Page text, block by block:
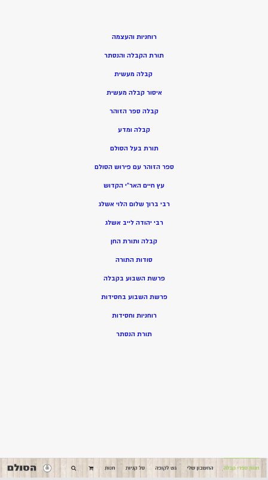
רוחניות והעצמה
תורת הקבלה והנסתר
קבלה מעשית
איסור קבלה מעשית
קבלה ספר הזוהר
קבלה ומדע
תורת בעל הסולם
ספר הזוהר עם פירוש הסולם
עץ חיים האר”י הקדוש
רבי ברוך שלום הלוי אשלג
רבי יהודה לייב אשלג
קבלה ותורת החן
סודות התורה
פרשת השבוע בקבלה
פרשת השבוע בחסידות
רוחניות וחסידות
תורת הנסתר